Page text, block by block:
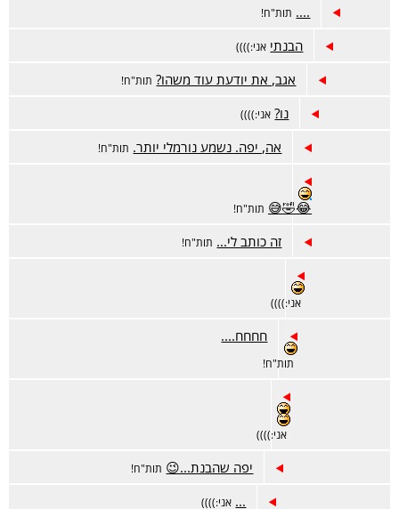
.... תות"ח!
הבנתי אני:))))
אגב, את יודעת עוד משהו? תות"ח!
נו? אני:))))
אה, יפה. נשמע נורמלי יותר. תות"ח!
😂🤣😅 תות"ח!
זה כותב לי... תות"ח!
אני:))))
חחחח....
תות"ח!
אני:))))
יפה שהבנת...😉 תות"ח!
... אני:))))